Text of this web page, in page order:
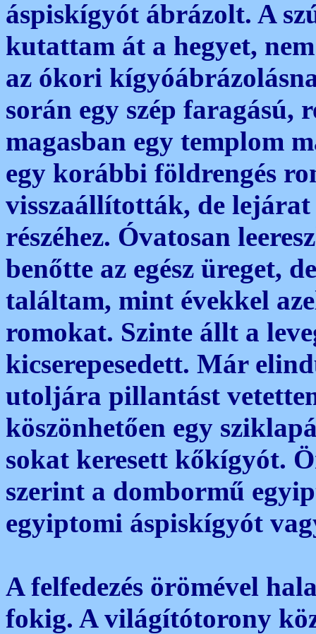
áspiskígyót ábrázolt. A
kutattam át a hegyet,
az ókori
során egy szép faragású,
magasban egy templom
egy korábbi földrengés
visszaállították, de
részéhez. Óvatosan
benőtte az egész üreget,
találtam, mint évekkel
romokat. Szinte állt a
kicserepesedett. Már
utoljára pillantást
köszönhetően egy
sokat keresett kőkígyót.
szerint a dombormű
egyiptomi áspiskígyót
A felfedezés örömével
fokig. A világítótorony